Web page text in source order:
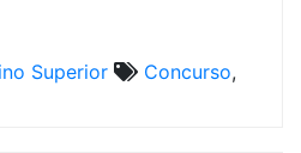
Superior Concurso,